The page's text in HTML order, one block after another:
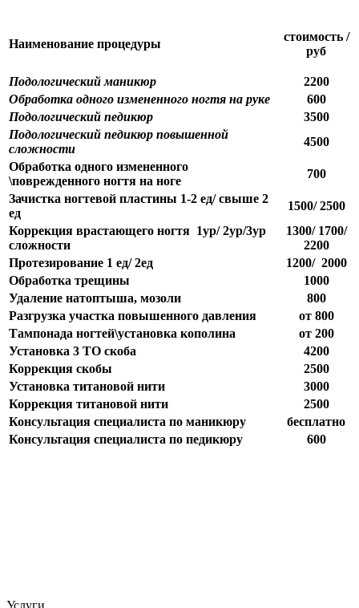
Наименование процедуры
стоимость /
руб
Подологический маникюр
2200
Обработка одного измененного ногтя на руке
600
Подологический педикюр
3500
Подологический педикюр повышенной
сложности
4500
Обработка одного измененного
\поврежденного ногтя на ноге
700
Зачистка ногтевой пластины 1-2 ед/ свыше 2
ед
1500/ 2500
Коррекция врастающего ногтя 1ур/ 2ур/3ур
сложности
1300/ 1700/
2200
Протезирование 1 ед/ 2ед
1200/ 2000
Обработка трещины
1000
Удаление натоптыша, мозоли
800
Разгрузка участка повышенного давления
от 800
Тампонада ногтей\установка кополина
от 200
Установка 3 ТО скоба
4200
Коррекция скобы
2500
Установка титановой нити
3000
Коррекция титановой нити
2500
Консультация специалиста по маникюру
бесплатно
Консультация специалиста по педикюру
600
Услуги